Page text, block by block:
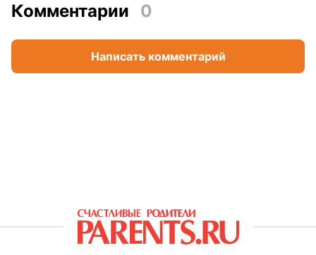
Комментарии 0
Написать комментарий